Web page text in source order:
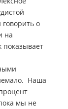
о
на
Наша
мы не